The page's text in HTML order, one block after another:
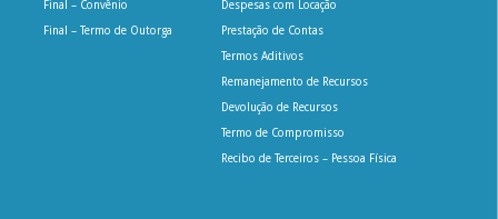
Final – Convênio
Final – Termo de Outorga
Despesas com Locação
Prestação de Contas
Termos Aditivos
Remanejamento de Recursos
Devolução de Recursos
Termo de Compromisso
Recibo de Terceiros – Pessoa Física